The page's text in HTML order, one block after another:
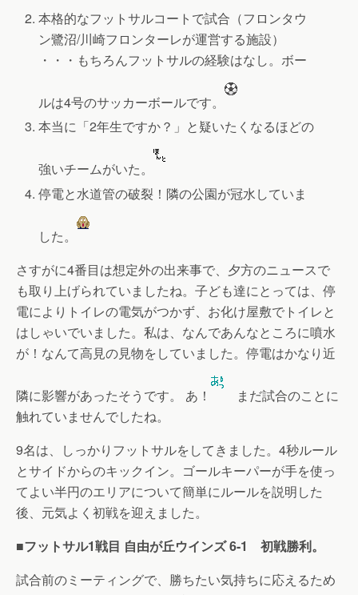
本格的なフットサルコートで試合（フロンタウ
ン鷺沼/川崎フロンターレが運営する施設）
・・・もちろんフットサルの経験はなし。ボー
ルは4号のサッカーボールです。
本当に「2年生ですか？」と疑いたくなるほどの
強いチームがいた。
停電と水道管の破裂！隣の公園が冠水していま
した。
さすがに4番目は想定外の出来事で、夕方のニュースで
も取り上げられていましたね。子ども達にとっては、停
電によりトイレの電気がつかず、お化け屋敷でトイレと
はしゃいでいました。私は、なんであんなところに噴水
が！なんて高見の見物をしていました。停電はかなり近
隣に影響があったそうです。 あ！
まだ試合のことに
触れていませんでしたね。
9名は、しっかりフットサルをしてきました。4秒ルール
とサイドからのキックイン。ゴールキーパーが手を使っ
てよい半円のエリアについて簡単にルールを説明した
後、元気よく初戦を迎えました。
■フットサル1戦目 自由が丘ウインズ 6-1 初戦勝利。
試合前のミーティングで、勝ちたい気持ちに応えるため